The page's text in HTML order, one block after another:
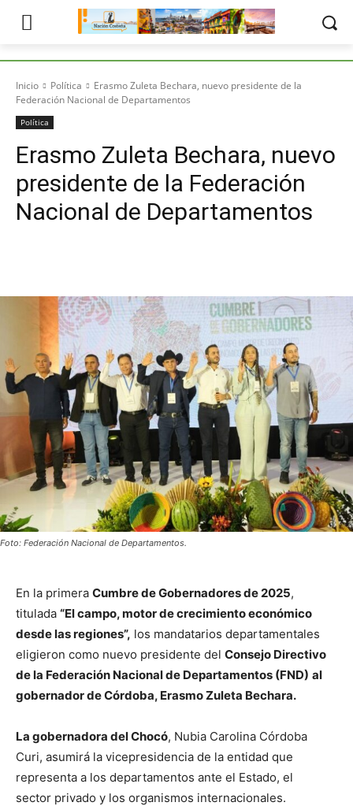
Inicio Política
Erasmo Zuleta Bechara, nuevo presidente de la
Federación Nacional de Departamentos
Política
Erasmo Zuleta Bechara, nuevo
presidente de la Federación
Nacional de Departamentos
Foto: Federación Nacional de Departamentos.
En la primera Cumbre de Gobernadores de 2025,
titulada “El campo, motor de crecimiento económico
desde las regiones”, los mandatarios departamentales
eligieron como nuevo presidente del Consejo Directivo
de la Federación Nacional de Departamentos (FND) al
gobernador de Córdoba, Erasmo Zuleta Bechara.
La gobernadora del Chocó, Nubia Carolina Córdoba
Curi, asumirá la vicepresidencia de la entidad que
representa a los departamentos ante el Estado, el
sector privado y los organismos internacionales.